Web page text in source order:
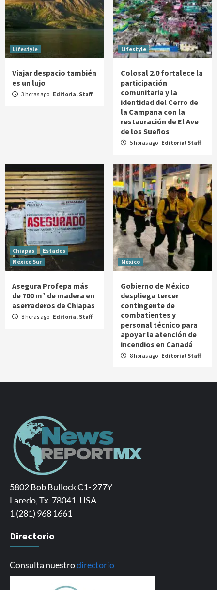
Lifestyle
Viajar despacio también
es un lujo
3 horas ago Editorial Staff
Lifestyle
Colosal 2.0 fortalece la
participación
comunitaria y la
identidad del Cerro de
la Campana con la
restauración de El Ave
de los Sueños
5 horas ago Editorial Staff
Chiapas
Estados
México Sur
Asegura Profepa más
de 700 m³ de madera en
aserraderos de Chiapas
8 horas ago Editorial Staff
México
Gobierno de México
despliega tercer
contingente de
combatientes y
personal técnico para
apoyar la atención de
incendios en Canadá
8 horas ago Editorial Staff
5802 Bob Bullock C1- 277Y
Laredo, Tx. 78041, USA
1 (281) 968 1661
Directorio
Consulta nuestrodirectorio